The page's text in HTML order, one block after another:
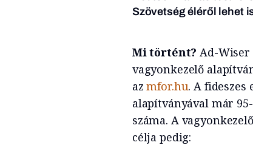
Szövetség éléről lehet
Mi történt? Ad-Wiser
vagyonkezelő
azmfor.hu. A
alapítványával már
száma. A
célja pedig: